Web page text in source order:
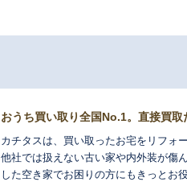
おうち買い取り全国No.1。直接買取
カチタスは、買い取ったお宅をリフォ
他社では扱えない古い家や内外装が傷
した空き家でお困りの方にもきっとお